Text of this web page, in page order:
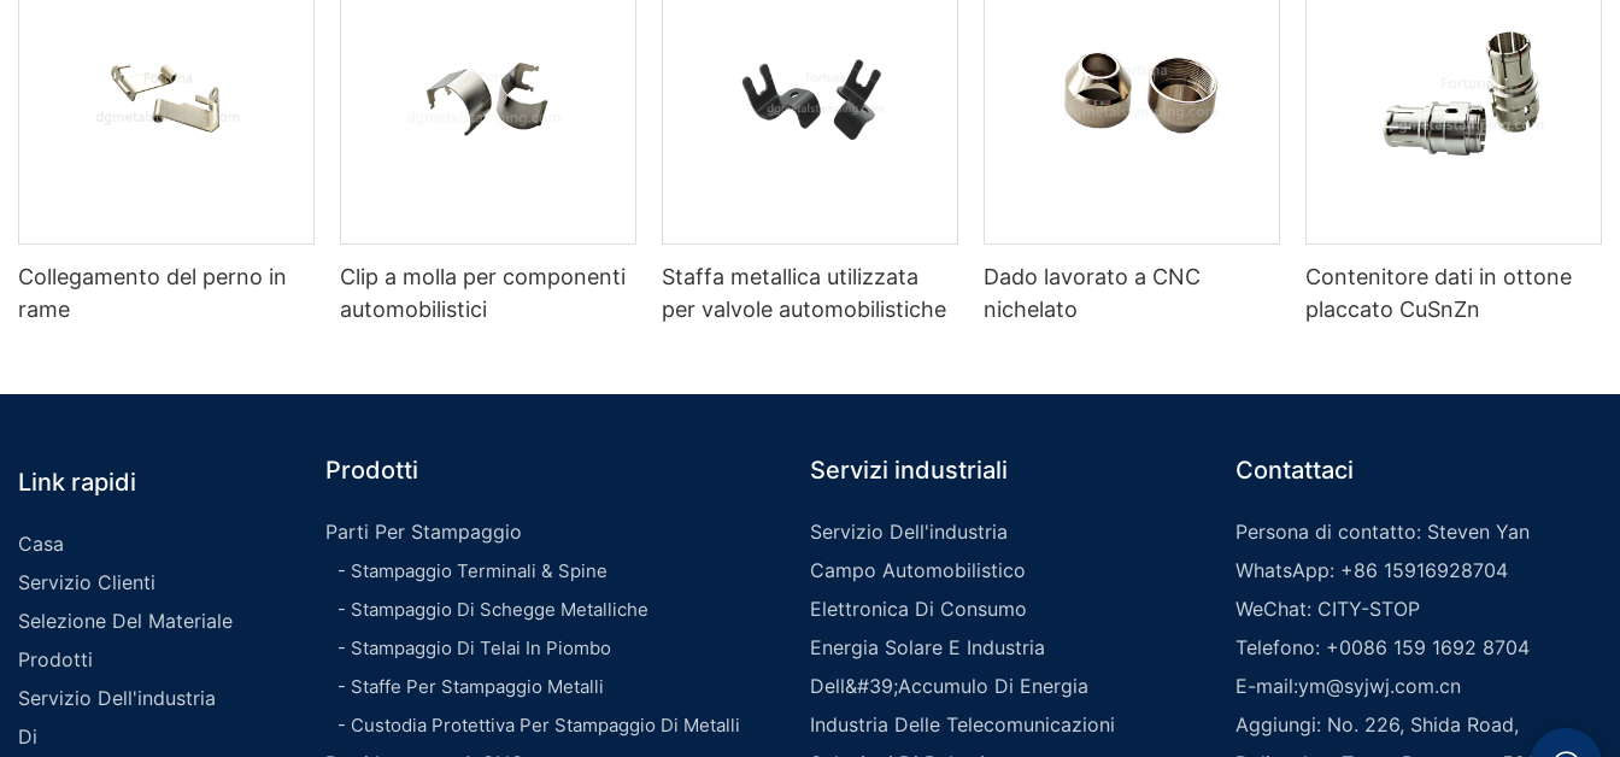
Collegamento del perno in
rame
Clip a molla per componenti
automobilistici
Staffa metallica utilizzata
per valvole automobilistiche
Dado lavorato a CNC
nichelato
Contenitore dati in ottone
placcato CuSnZn
Link rapidi
Casa
Servizio Clienti
Selezione Del Materiale
Prodotti
Servizio Dell'industria
Di
Prodotti
Parti Per Stampaggio
- Stampaggio Terminali & Spine
- Stampaggio Di Schegge Metalliche
- Stampaggio Di Telai In Piombo
- Staffe Per Stampaggio Metalli
- Custodia Protettiva Per Stampaggio Di Metalli
Servizi industriali
Servizio Dell'industria
Campo Automobilistico
Elettronica Di Consumo
Energia Solare E Industria
Dell&#39;accumulo Di Energia
Industria Delle Telecomunicazioni
Contattaci
Persona di contatto: Steven Yan
WhatsApp: +86 15916928704
WeChat: CITY-STOP
Telefono: +0086 159 1692 8704
E-mail:ym@syjwj.com.cn
Aggiungi: No. 226, Shida Road,